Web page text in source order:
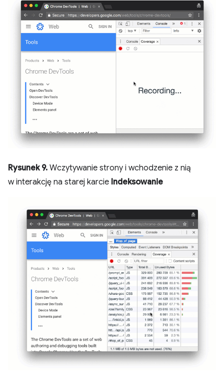
Rysunek 9. Wczytywanie strony i wchodzenie z nią
w interakcję na starej karcie Indeksowanie